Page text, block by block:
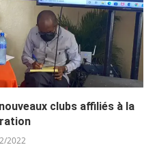
clubs affiliés à la
2022